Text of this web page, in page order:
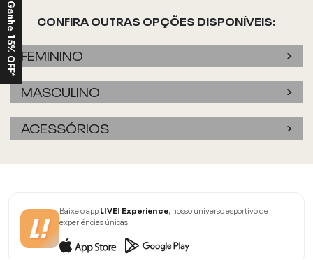
CONFIRA OUTRAS OPÇÕES DISPONÍVEIS:
FEMININO
MASCULINO
ACESSÓRIOS
Baixe o appLIVE! Experience, nosso universo esportivo de
experiências únicas.
Ganhe 15% OFF*